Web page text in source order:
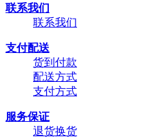
联系我们
联系我们
支付配送
货到付款
配送方式
支付方式
服务保证
退货换货